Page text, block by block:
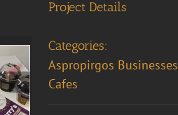
Project Details
Categories:
Aspropirgos Businesses
Cafes